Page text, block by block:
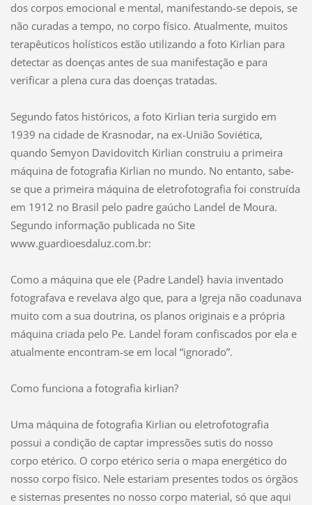
dos corpos emocional e mental, manifestando-se depois, se
não curadas a tempo, no corpo físico. Atualmente, muitos
terapêuticos holísticos estão utilizando a foto Kirlian para
detectar as doenças antes de sua manifestação e para
verificar a plena cura das doenças tratadas.
Segundo fatos históricos, a foto Kirlian teria surgido em
1939 na cidade de Krasnodar, na ex-União Soviética,
quando Semyon Davidovitch Kirlian construiu a primeira
máquina de fotografia Kirlian no mundo. No entanto, sabe-
se que a primeira máquina de eletrofotografia foi construída
em 1912 no Brasil pelo padre gaúcho Landel de Moura.
Segundo informação publicada no Site
www.guardioesdaluz.com.br:
Como a máquina que ele {Padre Landel} havia inventado
fotografava e revelava algo que, para a Igreja não coadunava
muito com a sua doutrina, os planos originais e a própria
máquina criada pelo Pe. Landel foram confiscados por ela e
atualmente encontram-se em local “ignorado”.
Como funciona a fotografia kirlian?
Uma máquina de fotografia Kirlian ou eletrofotografia
possui a condição de captar impressões sutis do nosso
corpo etérico. O corpo etérico seria o mapa energético do
nosso corpo físico. Nele estariam presentes todos os órgãos
e sistemas presentes no nosso corpo material, só que aqui